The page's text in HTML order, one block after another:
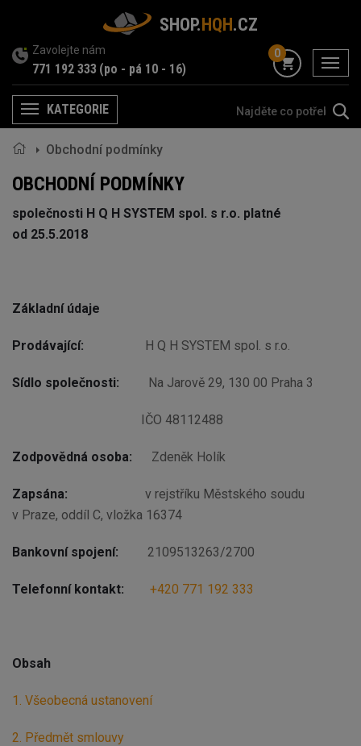
SHOP.HQH.CZ
Zavolejte nám
771 192 333 (po - pá 10 - 16) menu
0
MenuKATEGORIE
Obchodní podmínky
OBCHODNÍ PODMÍNKY
společnosti H Q H SYSTEM spol. s r.o. platné
od 25.5.2018
Základní údaje
Prodávající: H Q H SYSTEM spol. s r.o.
Sídlo společnosti: Na Jarově 29, 130 00 Praha 3
IČO 48112488
Zodpovědná osoba: Zdeněk Holík
Zapsána:
v rejstříku Městského soudu
v Praze, oddíl C, vložka 16374
Bankovní spojení: 2109513263/2700
Telefonní kontakt: +420 771 192 333
Obsah
1. Všeobecná ustanovení
2. Předmět smlouvy